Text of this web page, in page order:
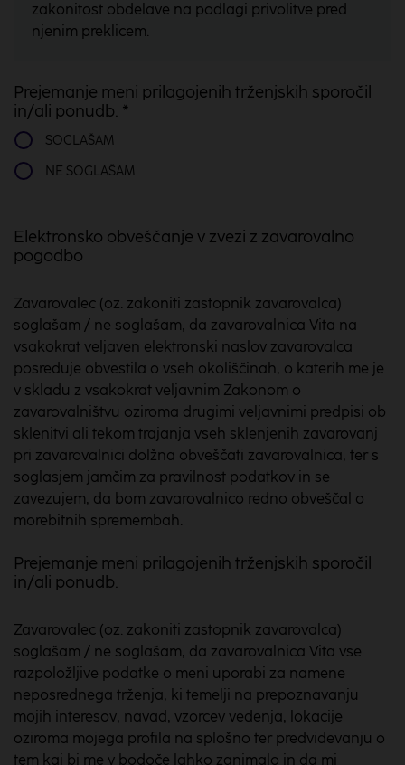
zakonitost obdelave na podlagi privolitve pred
njenim preklicem.
Prejemanje meni prilagojenih trženjskih sporočil
in/ali ponudb. *
SOGLAŠAM
NE SOGLAŠAM
Elektronsko obveščanje v zvezi z zavarovalno
pogodbo
Zavarovalec (oz. zakoniti zastopnik zavarovalca)
soglašam / ne soglašam, da zavarovalnica Vita na
vsakokrat veljaven elektronski naslov zavarovalca
posreduje obvestila o vseh okoliščinah, o katerih me je
v skladu z vsakokrat veljavnim Zakonom o
zavarovalništvu oziroma drugimi veljavnimi predpisi ob
sklenitvi ali tekom trajanja vseh sklenjenih zavarovanj
pri zavarovalnici dolžna obveščati zavarovalnica, ter s
soglasjem jamčim za pravilnost podatkov in se
zavezujem, da bom zavarovalnico redno obveščal o
morebitnih spremembah.
Prejemanje meni prilagojenih trženjskih sporočil
in/ali ponudb.
Zavarovalec (oz. zakoniti zastopnik zavarovalca)
soglašam / ne soglašam, da zavarovalnica Vita vse
razpoložljive podatke o meni uporabi za namene
neposrednega trženja, ki temelji na prepoznavanju
mojih interesov, navad, vzorcev vedenja, lokacije
oziroma mojega profila na splošno ter predvidevanju o
tem kaj bi me v bodoče lahko zanimalo in da mi